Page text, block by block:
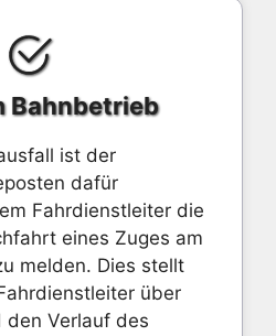
Bahnbetrieb
ist der
dafür
Fahrdienstleiter die
eines Zuges am
melden. Dies stellt
über
Verlauf des